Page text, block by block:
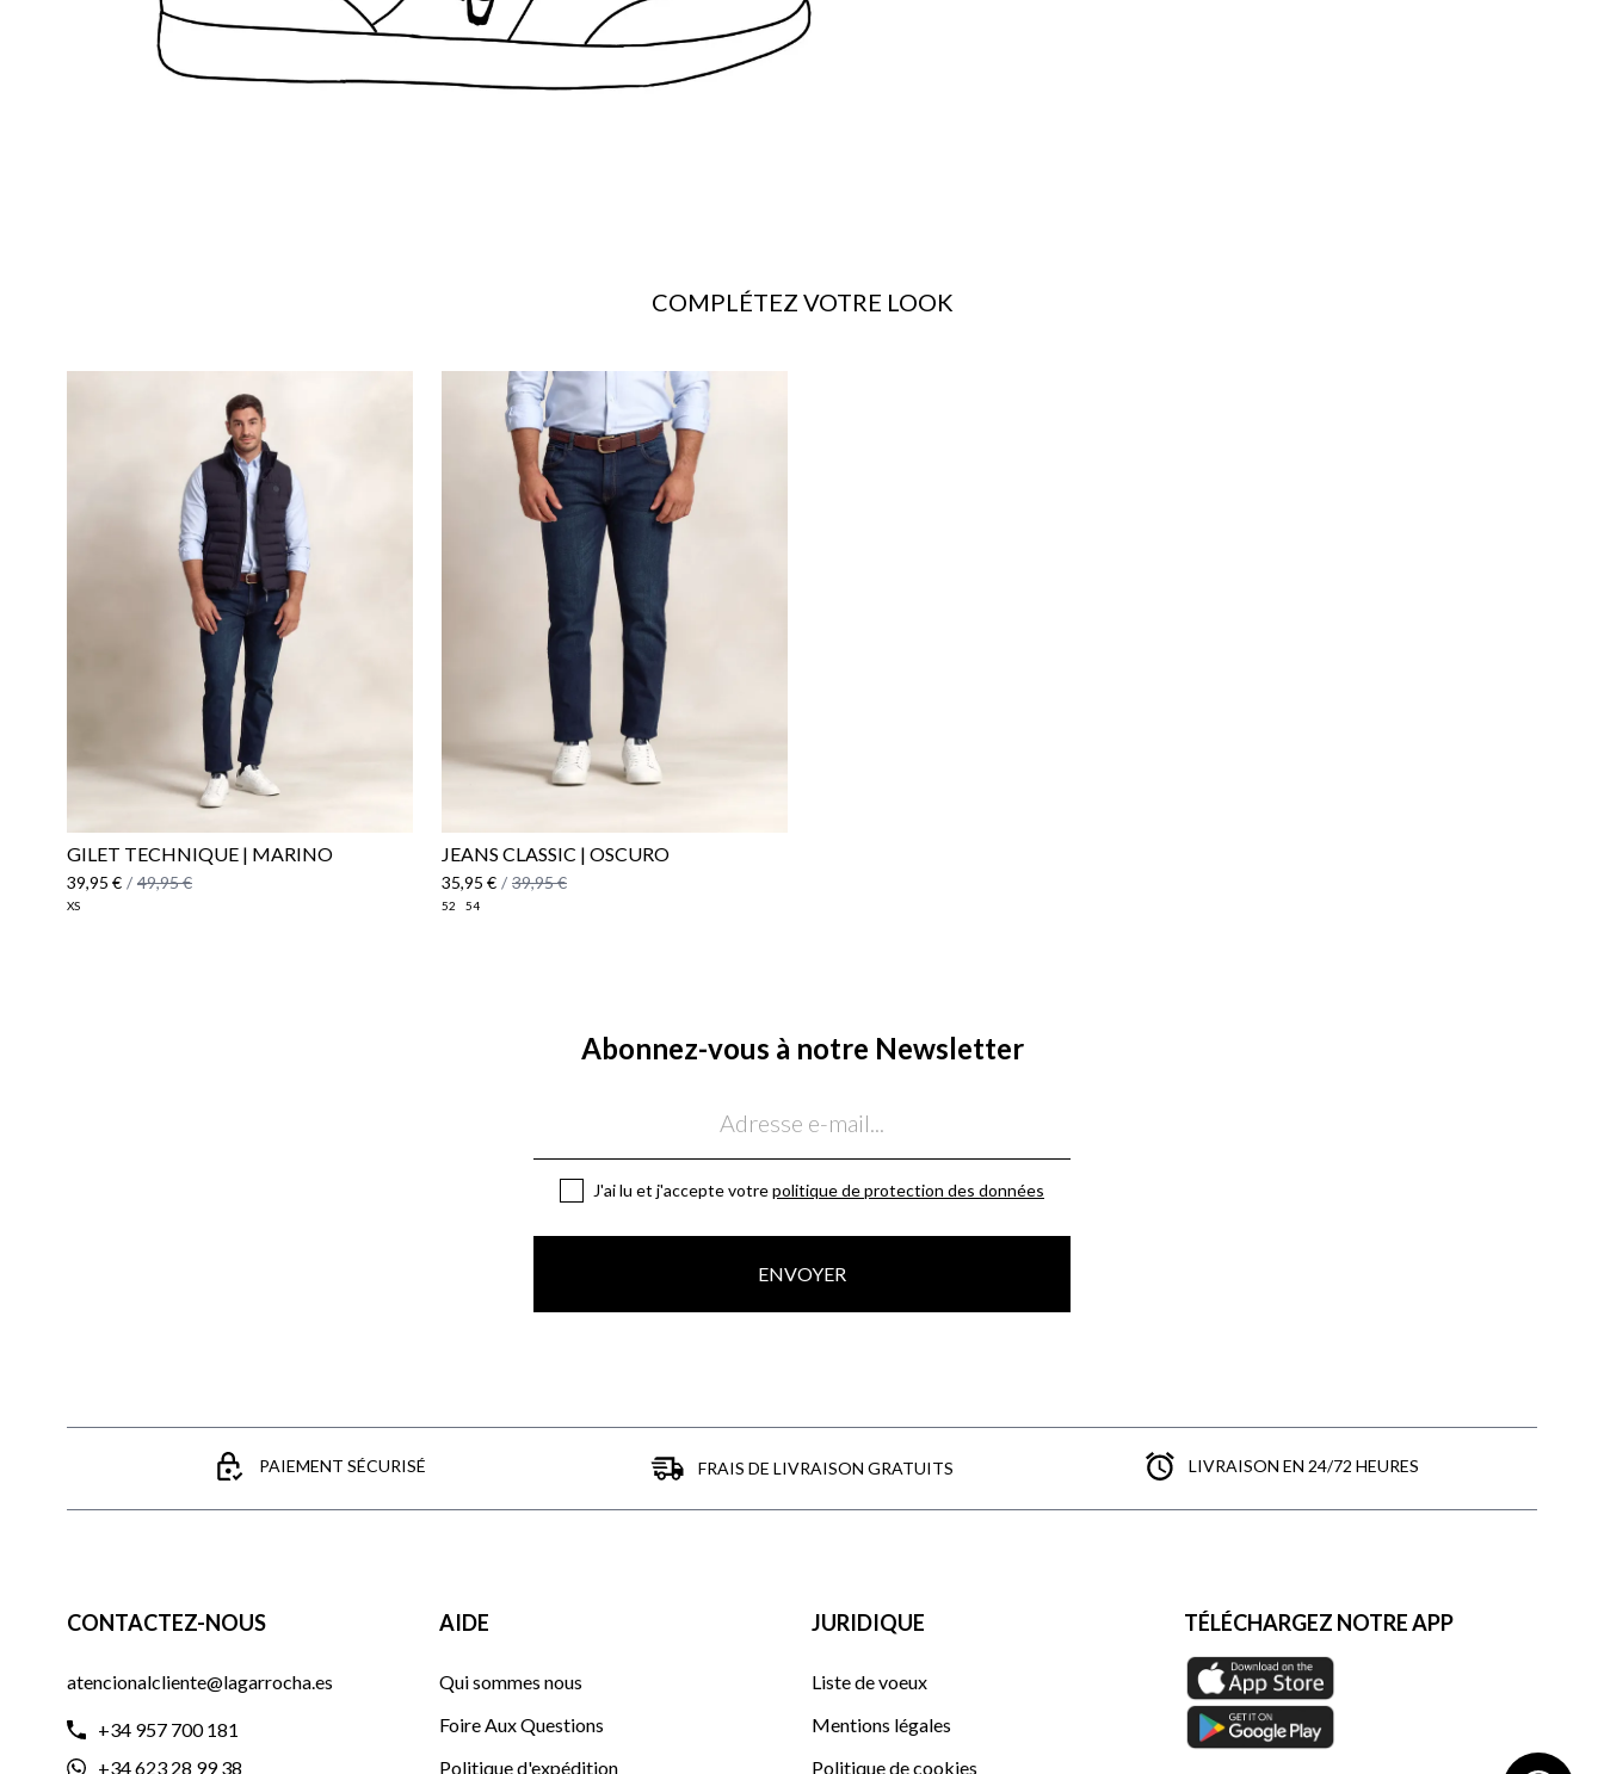
COMPLÉTEZ VOTRE LOOK
GILET TECHNIQUE | MARINO
39,95 € / 49,95 €
XS
JEANS CLASSIC | OSCURO
35,95 € / 39,95 €
52 54
Abonnez-vous à notre Newsletter
J'ai lu et j'accepte votrepolitique de protection des données
ENVOYER
PAIEMENT SÉCURISÉ FRAIS DE LIVRAISON GRATUITS LIVRAISON EN 24/72 HEURES
CONTACTEZ-NOUS
atencionalcliente@lagarrocha.es
+34 957 700 181
+34 623 28 99 38
AIDE
Qui sommes nous
Foire Aux Questions
Politique d'expédition
JURIDIQUE
Liste de voeux
Mentions légales
Politique de cookies
TÉLÉCHARGEZ NOTRE APP